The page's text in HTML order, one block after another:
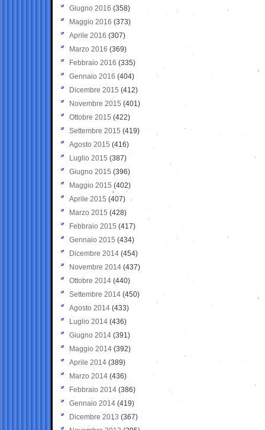
Giugno 2016 (358)
Maggio 2016 (373)
Aprile 2016 (307)
Marzo 2016 (369)
Febbraio 2016 (335)
Gennaio 2016 (404)
Dicembre 2015 (412)
Novembre 2015 (401)
Ottobre 2015 (422)
Settembre 2015 (419)
Agosto 2015 (416)
Luglio 2015 (387)
Giugno 2015 (396)
Maggio 2015 (402)
Aprile 2015 (407)
Marzo 2015 (428)
Febbraio 2015 (417)
Gennaio 2015 (434)
Dicembre 2014 (454)
Novembre 2014 (437)
Ottobre 2014 (440)
Settembre 2014 (450)
Agosto 2014 (433)
Luglio 2014 (436)
Giugno 2014 (391)
Maggio 2014 (392)
Aprile 2014 (389)
Marzo 2014 (436)
Febbraio 2014 (386)
Gennaio 2014 (419)
Dicembre 2013 (367)